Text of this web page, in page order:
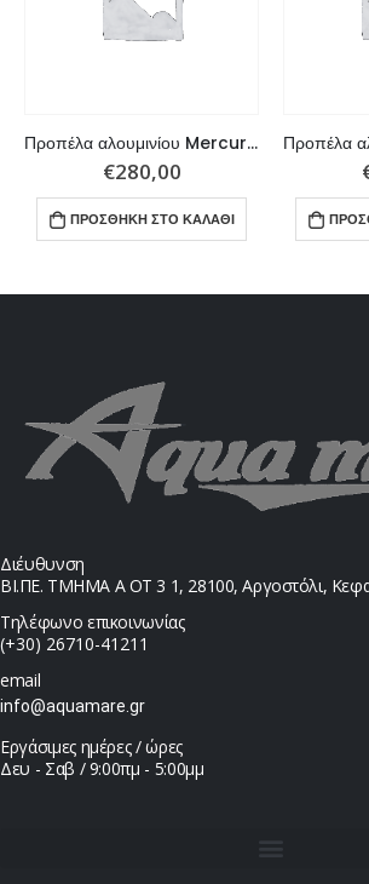
Προπέλα αλουμινίου Mercury, Mariner Outboard, Mercruiser Stern Drive, Honda 135 – HP 3×14,3×21 R
€280,00
ΠΡΟΣΘΉΚΗ ΣΤΟ ΚΑΛΆΘΙ
Διέυθυνση
ΒΙ.ΠΕ. ΤΜΗΜΑ Α ΟΤ 3 1, 28100, Αργοστόλι,
Τηλέφωνο επικοινωνίας
(+30) 26710-41211
email
info@aquamare.gr
Εργάσιμες ημέρες / ώρες
Δευ - Σαβ / 9:00πμ - 5:00μμ